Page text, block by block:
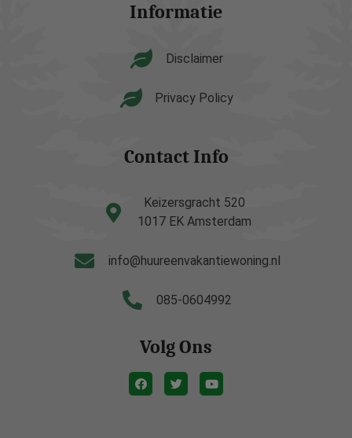
Informatie
Disclaimer
Privacy Policy
Contact Info
Keizersgracht 520
1017 EK Amsterdam
info@huureenvakantiewoning.nl
085-0604992
Volg Ons